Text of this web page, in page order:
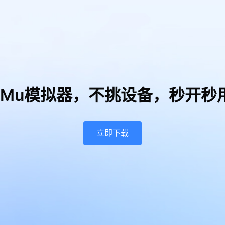
模拟器， 不挑设备，秒开秒
立即下载